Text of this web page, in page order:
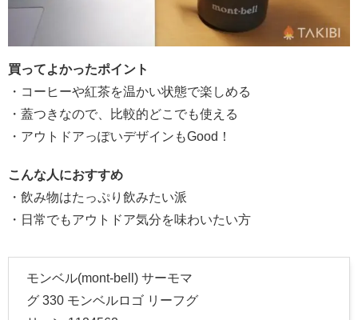
買ってよかったポイント
・コーヒーや紅茶を温かい状態で楽しめる
・蓋つきなので、比較的どこでも使える
・アウトドアっぽいデザインもGood！
こんな人におすすめ
・飲み物はたっぷり飲みたい派
・日常でもアウトドア気分を味わいたい方
モンベル(mont-bell) サーモマ
グ 330 モンベルロゴ リーフグ